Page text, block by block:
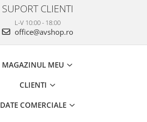
SUPORT CLIENTI
L-V 10:00 - 18:00
office@avshop.ro
MAGAZINUL MEU
CLIENTI
DATE COMERCIALE